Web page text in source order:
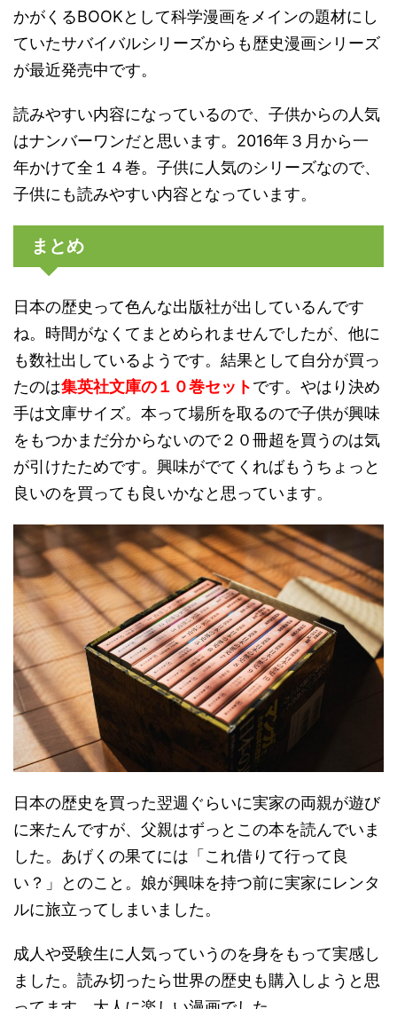
かがくるBOOKとして科学漫画をメインの題材にし
ていたサバイバルシリーズからも歴史漫画シリーズ
が最近発売中です。
読みやすい内容になっているので、子供からの人気
はナンバーワンだと思います。2016年３月から一
年かけて全１４巻。子供に人気のシリーズなので、
子供にも読みやすい内容となっています。
まとめ
日本の歴史って色んな出版社が出しているんです
ね。時間がなくてまとめられませんでしたが、他に
も数社出しているようです。結果として自分が買っ
たのは集英社文庫の１０巻セットです。やはり決め
手は文庫サイズ。本って場所を取るので子供が興味
をもつかまだ分からないので２０冊超を買うのは気
が引けたためです。興味がでてくればもうちょっと
良いのを買っても良いかなと思っています。
日本の歴史を買った翌週ぐらいに実家の両親が遊び
に来たんですが、父親はずっとこの本を読んでいま
した。あげくの果てには「これ借りて行って良
い？」とのこと。娘が興味を持つ前に実家にレンタ
ルに旅立ってしまいました。
成人や受験生に人気っていうのを身をもって実感し
ました。読み切ったら世界の歴史も購入しようと思